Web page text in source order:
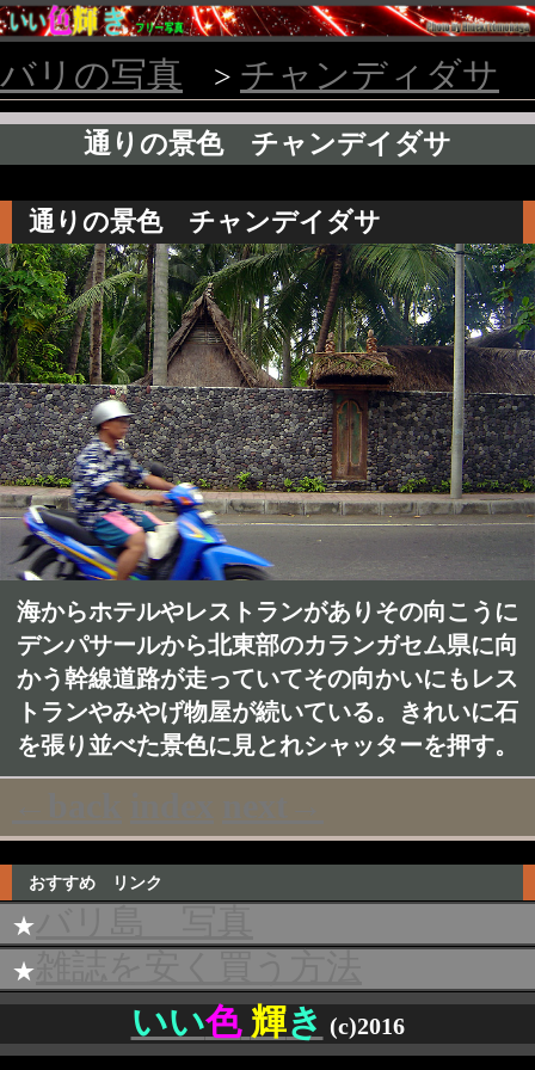
バリの写真 > チャンディダサ
通りの景色 チャンデイダサ
通りの景色 チャンデイダサ
海からホテルやレストランがありその向こうに
デンパサールから北東部のカランガセム県に向
かう幹線道路が走っていてその向かいにもレス
トランやみやげ物屋が続いている。きれいに石
を張り並べた景色に見とれシャッターを押す。
おすすめ リンク
★
★
いい色 輝き (c)2016